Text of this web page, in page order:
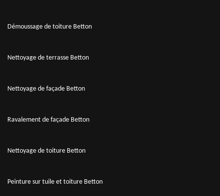
Démoussage de toiture Betton
Nettoyage de terrasse Betton
Nettoyage de façade Betton
Ravalement de façade Betton
Nettoyage de toiture Betton
Peinture sur tuile et toiture Betton